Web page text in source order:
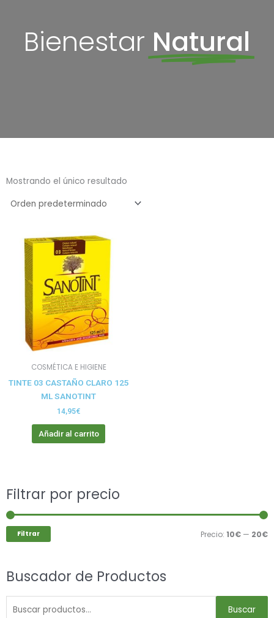
Bienestar Natural
Mostrando el único resultado
COSMÉTICA E HIGIENE
TINTE 03 CASTAÑO CLARO 125
ML SANOTINT
14,95€
Añadir al carrito
Filtrar por precio
Filtrar Precio: 10€ — 20€
Buscador de Productos
Buscar
Buscar